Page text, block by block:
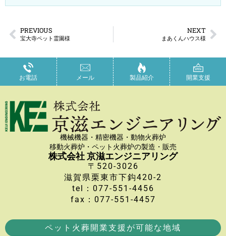
PREVIOUS
宝大寺ペット霊園様
NEXT
まあくんハウス様
お電話 メール 製品紹介 開業支援
機械機器・精密機器・動物火葬炉
移動火葬炉・ペット火葬炉の製造・販売
株式会社 京滋エンジニアリング
〒520-3026
滋賀県栗東市下鈎420-2
tel：077-551-4456
fax：077-551-4457
ペット火葬開業支援が可能な地域